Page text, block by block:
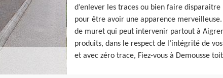
d’enlever les traces ou bien faire
pour être avoir une apparence
de muret qui peut intervenir partout à
produits, dans le respect de l’intégrité de
et avec zéro trace, Fiez-vous à Demousse